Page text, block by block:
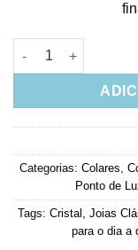
Colar de gotinha
Categorias: Colares,
Ponto de
Tags: Cristal , Joias
para o dia a